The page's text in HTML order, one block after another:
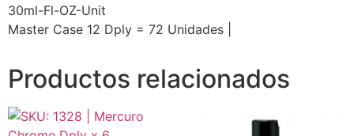
30ml-Fl-OZ-Unit
Master Case 12 Dply = 72 Unidades |
Productos relacionados